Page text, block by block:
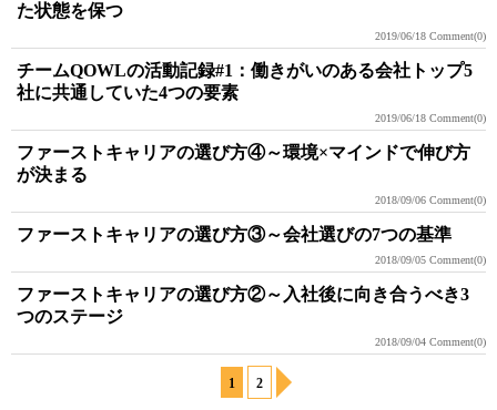
た状態を保つ
2019/06/18 Comment(0)
チームQOWLの活動記録#1：働きがいのある会社トップ5
社に共通していた4つの要素
2019/06/18 Comment(0)
ファーストキャリアの選び方④～環境×マインドで伸び方
が決まる
2018/09/06 Comment(0)
ファーストキャリアの選び方③～会社選びの7つの基準
2018/09/05 Comment(0)
ファーストキャリアの選び方②～入社後に向き合うべき3
つのステージ
2018/09/04 Comment(0)
1 2